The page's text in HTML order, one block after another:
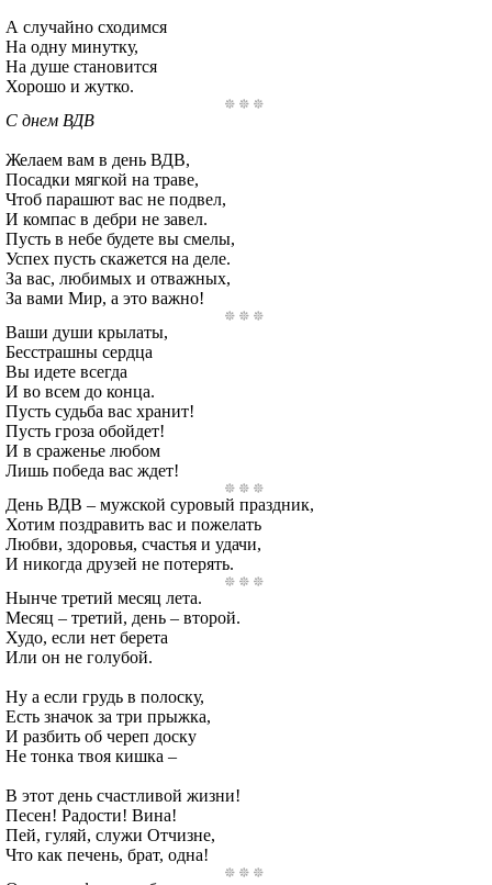
А случайно сходимся
На одну минутку,
На душе становится
Хорошо и жутко.
С днем ВДВ
Желаем вам в день ВДВ,
Посадки мягкой на траве,
Чтоб парашют вас не подвел,
И компас в дебри не завел.
Пусть в небе будете вы смелы,
Успех пусть скажется на деле.
За вас, любимых и отважных,
За вами Мир, а это важно!
Ваши души крылаты,
Бесстрашны сердца
Вы идете всегда
И во всем до конца.
Пусть судьба вас хранит!
Пусть гроза обойдет!
И в сраженье любом
Лишь победа вас ждет!
День ВДВ – мужской суровый праздник,
Хотим поздравить вас и пожелать
Любви, здоровья, счастья и удачи,
И никогда друзей не потерять.
Нынче третий месяц лета.
Месяц – третий, день – второй.
Худо, если нет берета
Или он не голубой.
Ну а если грудь в полоску,
Есть значок за три прыжка,
И разбить об череп доску
Не тонка твоя кишка –
В этот день счастливой жизни!
Песен! Радости! Вина!
Пей, гуляй, служи Отчизне,
Что как печень, брат, одна!